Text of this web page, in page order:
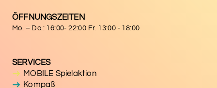
ÖFFNUNGSZEITEN
Mo. – Do.: 16:00- 22:00 Fr. 13:00 - 18:00
SERVICES
MOBILE Spielaktion
Kompaß